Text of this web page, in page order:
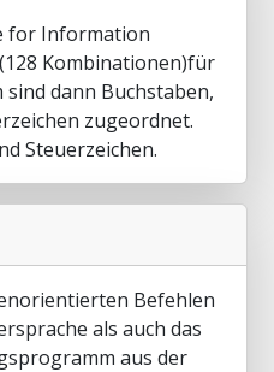
for Information
Kombinationen)für
dann Buchstaben,
zugeordnet.
Steuerzeichen.
Befehlen
als auch das
aus der